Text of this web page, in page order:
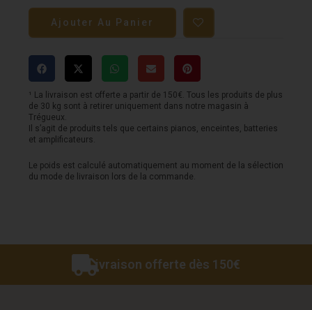
de
Pédale
MARSHALL
Shreadmaster
-
Overdrive
Ajouter Au Panier
¹ La livraison est offerte a partir de 150€. Tous les produits de plus
de 30 kg sont à retirer uniquement dans notre magasin à
Trégueux.
Il s’agit de produits tels que certains pianos, enceintes, batteries
et amplificateurs.
Le poids est calculé automatiquement au moment de la sélection
du mode de livraison lors de la commande.
Livraison offerte dès 150€